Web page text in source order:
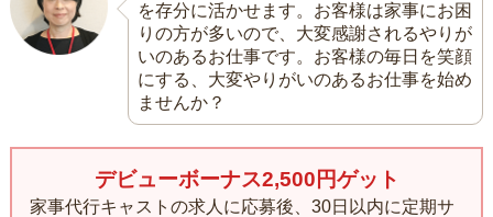
を存分に活かせます。お客様は家事にお困
りの方が多いので、大変感謝されるやりが
いのあるお仕事です。お客様の毎日を笑顔
にする、大変やりがいのあるお仕事を始め
ませんか？
デビューボーナス2,500円ゲット
家事代行キャストの求人に応募後、30日以内に定期サ